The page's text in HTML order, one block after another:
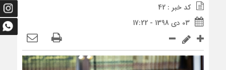
کد خبر : 42
03 دی 1398 - 17:22